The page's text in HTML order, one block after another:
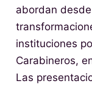
abordan
instituciones
Carabineros,
Las